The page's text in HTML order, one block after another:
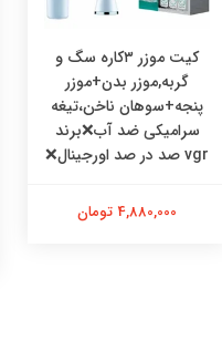
کیت موزر ۳کاره سگ و
گربه,موزر بدن+موزر
پنجه+سوهان ناخن،تیغه
سرامیکی ضد آب❌برند
vgr صد در صد اورجینال❌
4,880,000 تومان